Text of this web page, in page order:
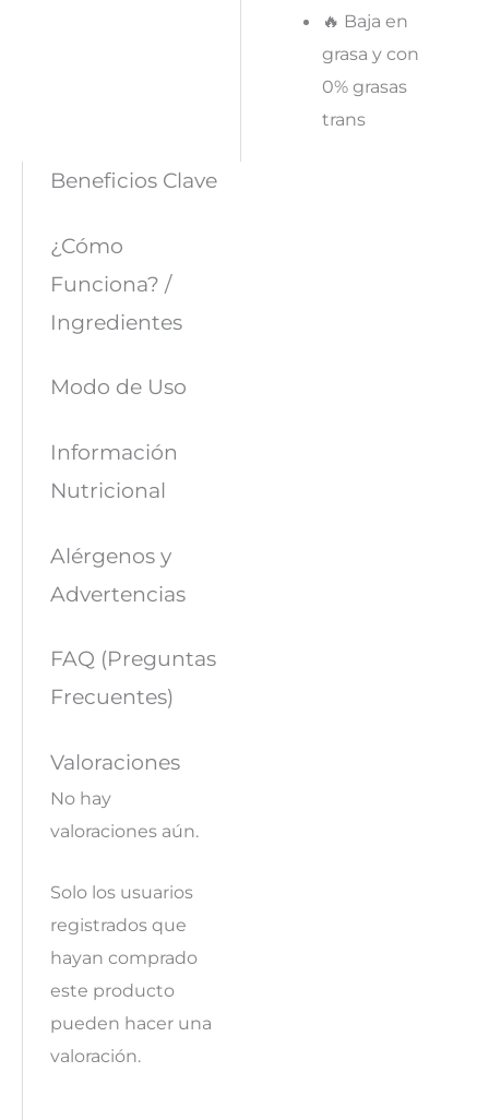
🔥 Baja en
grasa y con
0% grasas
trans
Beneficios Clave
¿Cómo
Funciona? /
Ingredientes
Modo de Uso
Información
Nutricional
Alérgenos y
Advertencias
FAQ (Preguntas
Frecuentes)
Valoraciones
No hay
valoraciones aún.
Solo los usuarios
registrados que
hayan comprado
este producto
pueden hacer una
valoración.